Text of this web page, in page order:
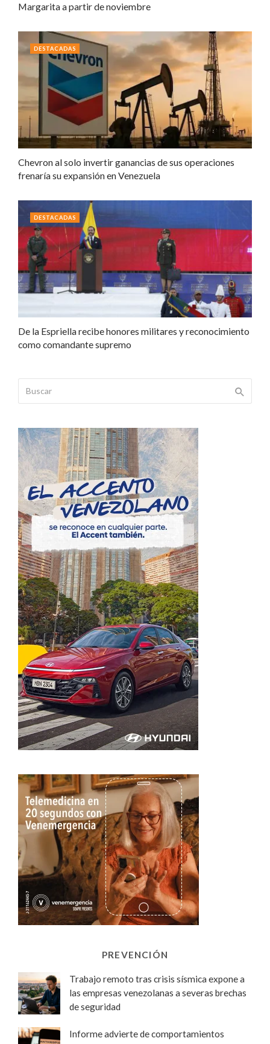
Margarita a partir de noviembre
Chevron al solo invertir ganancias de sus operaciones
frenaría su expansión en Venezuela
DESTACADAS
De la Espriella recibe honores militares y reconocimiento
como comandante supremo
DESTACADAS
PREVENCIÓN
Trabajo remoto tras crisis sísmica expone a
las empresas venezolanas a severas brechas
de seguridad
Informe advierte de comportamientos